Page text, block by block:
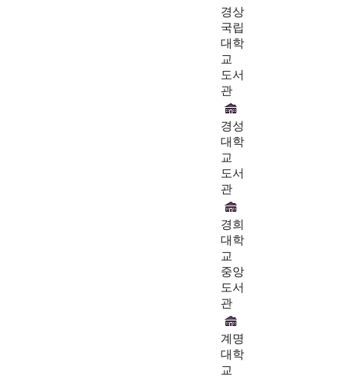
경상
국립
대학
교
도서
관
경성
대학
교
도서
관
경희
대학
교
중앙
도서
관
계명
대학
교